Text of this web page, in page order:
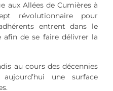
aux Allées de Cumières à
révolutionnaire pour
entrent dans le
afin de se faire délivrer la
au cours des décennies
une surface